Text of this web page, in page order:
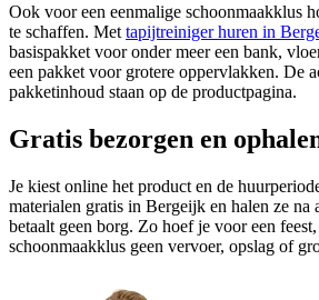
Ook voor een eenmalige schoonmaakklus
te schaffen. Met tapijtreiniger huren in
basispakket voor onder meer een bank,
een pakket voor grotere oppervlakken. De
pakketinhoud staan op de productpagina.
Gratis bezorgen en
Je kiest online het product en de
materialen gratis in Bergeijk en halen ze na
betaalt geen borg. Zo hoef je voor een
schoonmaakklus geen vervoer, opslag of